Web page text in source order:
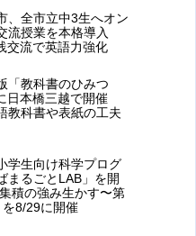
、全市立中3生へオン
流授業を本格導入
交流で英語力強化
「教科書のひみつ
日本橋三越で開催
教科書や表紙の工夫
学生向け科学プログ
まるごとLAB」を開
積の強み生かす〜第
8/29に開催